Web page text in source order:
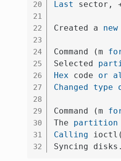
20
21
22
23
24
25
26
27
28
29
30
31
32
Last
sector,
Created a new
Command (m
Selected
Hex code or
Changed
type
Command (m
The partition
Calling
Syncing disks.